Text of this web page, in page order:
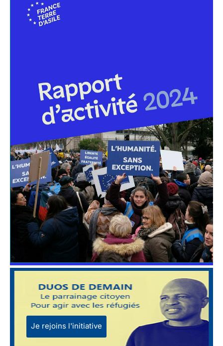
Je rejoins l'initiative